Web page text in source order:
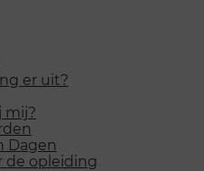
er uit?
mij?
Dagen
de opleiding